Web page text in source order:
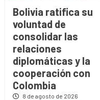
Bolivia ratifica su
voluntad de
consolidar las
relaciones
diplomáticas y la
cooperación con
Colombia
8 de agosto de 2026